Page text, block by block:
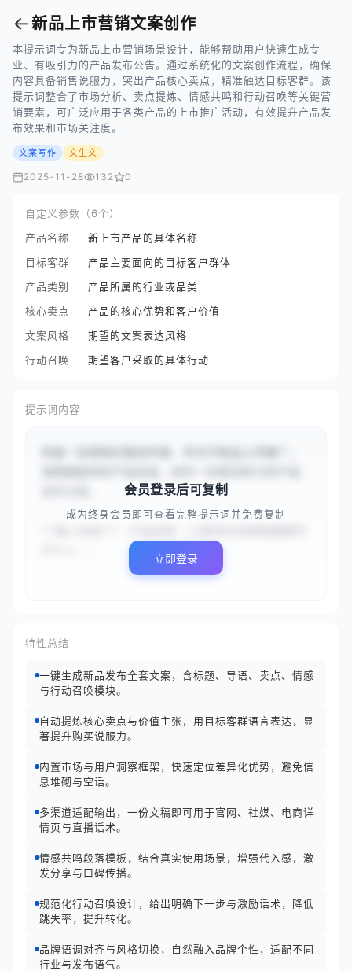
←新品上市营销文案创作
本提示词专为新品上市营销场景设计，能够帮助用户快速生成专
业、有吸引力的产品发布公告。通过系统化的文案创作流程，确保
内容具备销售说服力，突出产品核心卖点，精准触达目标客群。该
提示词整合了市场分析、卖点提炼、情感共鸣和行动召唤等关键营
销要素，可广泛应用于各类产品的上市推广活动，有效提升产品发
布效果和市场关注度。
文案写作 文生文
2025-11-28 132 0
自定义参数（6个）
产品名称
新上市产品的具体名称
目标客群
产品主要面向的目标客户群体
产品类别
产品所属的行业或品类
核心卖点
产品的核心优势和客户价值
文案风格
期望的文案表达风格
行动召唤
期望客户采取的具体行动
提示词内容
会员登录后可复制
成为终身会员即可查看完整提示词并免费复制
立即登录
特性总结
一键生成新品发布全套文案，含标题、导语、卖点、情感
与行动召唤模块。
自动提炼核心卖点与价值主张，用目标客群语言表达，显
著提升购买说服力。
内置市场与用户洞察框架，快速定位差异化优势，避免信
息堆砌与空话。
多渠道适配输出，一份文稿即可用于官网、社媒、电商详
情页与直播话术。
情感共鸣段落模板，结合真实使用场景，增强代入感，激
发分享与口碑传播。
规范化行动召唤设计，给出明确下一步与激励话术，降低
跳失率，提升转化。
品牌语调对齐与风格切换，自然融入品牌个性，适配不同
行业与发布语气。